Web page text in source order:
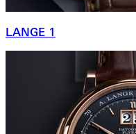
LANGE 1